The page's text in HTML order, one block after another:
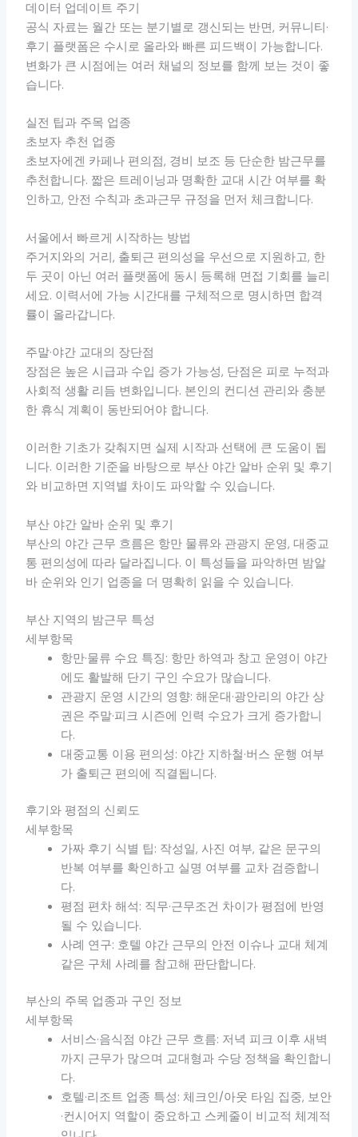
데이터 업데이트 주기
공식 자료는 월간 또는 분기별로 갱신되는 반면, 커뮤니티·
후기 플랫폼은 수시로 올라와 빠른 피드백이 가능합니다.
변화가 큰 시점에는 여러 채널의 정보를 함께 보는 것이 좋
습니다.
실전 팁과 주목 업종
초보자 추천 업종
초보자에겐 카페나 편의점, 경비 보조 등 단순한 밤근무를
추천합니다. 짧은 트레이닝과 명확한 교대 시간 여부를 확
인하고, 안전 수칙과 초과근무 규정을 먼저 체크합니다.
서울에서 빠르게 시작하는 방법
주거지와의 거리, 출퇴근 편의성을 우선으로 지원하고, 한
두 곳이 아닌 여러 플랫폼에 동시 등록해 면접 기회를 늘리
세요. 이력서에 가능 시간대를 구체적으로 명시하면 합격
률이 올라갑니다.
주말·야간 교대의 장단점
장점은 높은 시급과 수입 증가 가능성, 단점은 피로 누적과
사회적 생활 리듬 변화입니다. 본인의 컨디션 관리와 충분
한 휴식 계획이 동반되어야 합니다.
이러한 기초가 갖춰지면 실제 시작과 선택에 큰 도움이 됩
니다. 이러한 기준을 바탕으로 부산 야간 알바 순위 및 후기
와 비교하면 지역별 차이도 파악할 수 있습니다.
부산 야간 알바 순위 및 후기
부산의 야간 근무 흐름은 항만 물류와 관광지 운영, 대중교
통 편의성에 따라 달라집니다. 이 특성들을 파악하면 밤알
바 순위와 인기 업종을 더 명확히 읽을 수 있습니다.
부산 지역의 밤근무 특성
세부항목
항만·물류 수요 특징: 항만 하역과 창고 운영이 야간
에도 활발해 단기 구인 수요가 많습니다.
관광지 운영 시간의 영향: 해운대·광안리의 야간 상
권은 주말·피크 시즌에 인력 수요가 크게 증가합니
다.
대중교통 이용 편의성: 야간 지하철·버스 운행 여부
가 출퇴근 편의에 직결됩니다.
후기와 평점의 신뢰도
세부항목
가짜 후기 식별 팁: 작성일, 사진 여부, 같은 문구의
반복 여부를 확인하고 실명 여부를 교차 검증합니
다.
평점 편차 해석: 직무·근무조건 차이가 평점에 반영
될 수 있습니다.
사례 연구: 호텔 야간 근무의 안전 이슈나 교대 체계
같은 구체 사례를 참고해 판단합니다.
부산의 주목 업종과 구인 정보
세부항목
서비스·음식점 야간 근무 흐름: 저녁 피크 이후 새벽
까지 근무가 많으며 교대형과 수당 정책을 확인합니
다.
호텔·리조트 업종 특성: 체크인/아웃 타임 집중, 보안
·컨시어지 역할이 중요하고 스케줄이 비교적 체계적